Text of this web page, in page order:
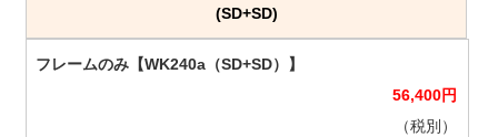
(SD+SD)
56,400円
（税別）